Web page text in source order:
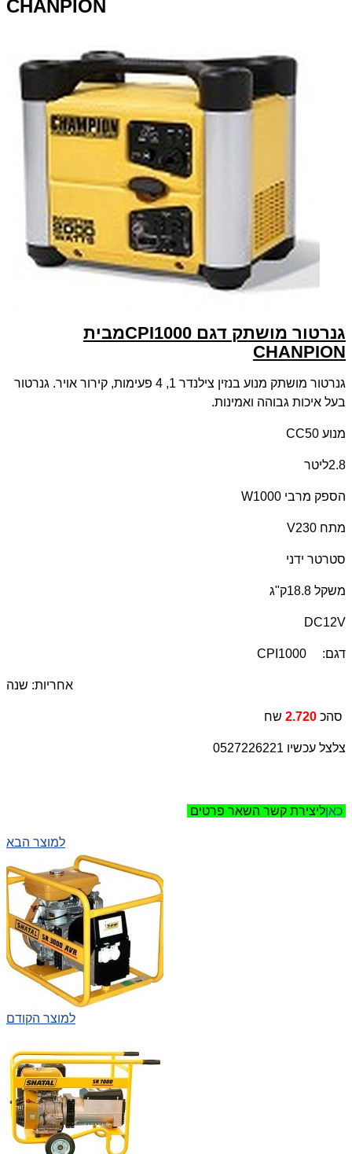
CHANPION
גנרטור מושתק דגם CPI1000מבית
CHANPION
גנרטור מושתק מנוע בנזין צילנדר 1, 4 פעימות, קירור אויר. גנרטור
בעל איכות גבוהה ואמינות.
מנוע 50 CC
2.8ליטר
הספק מרבי 1000 W
מתח 230 V
סטרטר ידני
משקל 18.8ק"ג
DC12V
דגם: CPI1000
אחריות: שנה
סהכ 2.720
צלצל עכשיו 0527226221
ליצירת קשר השאר פרטיםכאן
למוצר הבא
למוצר הקודם